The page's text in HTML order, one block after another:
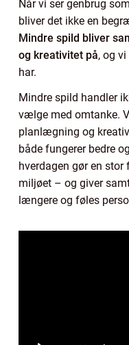
Når vi ser genbrug
bliver det ikke en
Mindre spild bliver
og kreativitet på, og
har.
Mindre spild handler
vælge med omtanke.
planlægning og
både fungerer bedre
hverdagen gør en
miljøet – og giver
længere og føles